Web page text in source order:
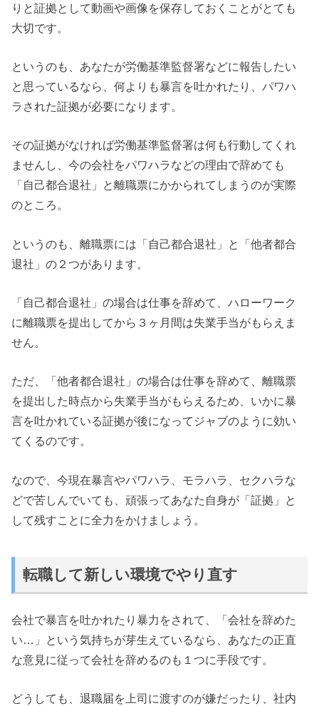
りと証拠として動画や画像を保存しておくことがとても
大切です。
というのも、あなたが労働基準監督署などに報告したい
と思っているなら、何よりも暴言を吐かれたり、パワハ
ラされた証拠が必要になります。
その証拠がなければ労働基準監督署は何も行動してくれ
ませんし、今の会社をパワハラなどの理由で辞めても
「自己都合退社」と離職票にかかられてしまうのが実際
のところ。
というのも、離職票には「自己都合退社」と「他者都合
退社」の２つがあります。
「自己都合退社」の場合は仕事を辞めて、ハローワーク
に離職票を提出してから３ヶ月間は失業手当がもらえま
せん。
ただ、「他者都合退社」の場合は仕事を辞めて、離職票
を提出した時点から失業手当がもらえるため、いかに暴
言を吐かれている証拠が後になってジャブのように効い
てくるのです。
なので、今現在暴言やパワハラ、モラハラ、セクハラな
どで苦しんでいても、頑張ってあなた自身が「証拠」と
して残すことに全力をかけましょう。
転職して新しい環境でやり直す
会社で暴言を吐かれたり暴力をされて、「会社を辞めた
い…」という気持ちが芽生えているなら、あなたの正直
な意見に従って会社を辞めるのも１つに手段です。
どうしても、退職届を上司に渡すのが嫌だったり、社内